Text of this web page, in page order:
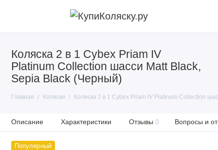
Коляска 2 в 1 Cybex Priam IV
Platinum Collection шасси Matt Black,
Sepia Black (Черный)
Главная Коляски Коляска 2 в 1 Cybex Priam IV Platinum Collection
Описание Характеристики Отзывы 0 Вопросы и
Популярный